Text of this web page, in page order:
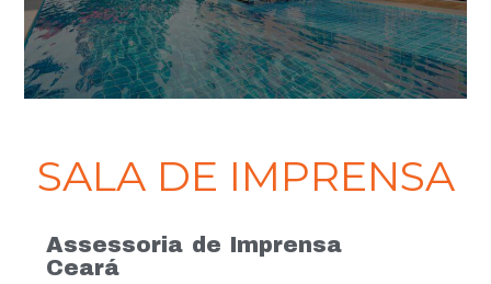
SALA DE IMPRENSA
Assessoria de Imprensa
Ceará